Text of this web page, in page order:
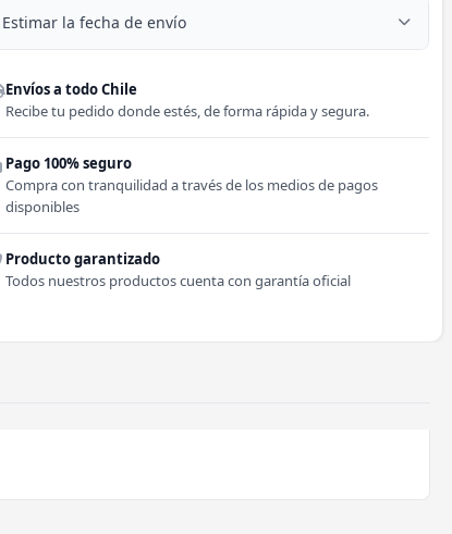
Estimar la fecha de envío
Región
Comuna
Envíos a todo Chile
Recibe tu pedido donde estés, de forma rápida y segura.
Pago 100% seguro
Compra con tranquilidad a través de los medios de pagos
disponibles
Producto garantizado
Todos nuestros productos cuenta con garantía oficial